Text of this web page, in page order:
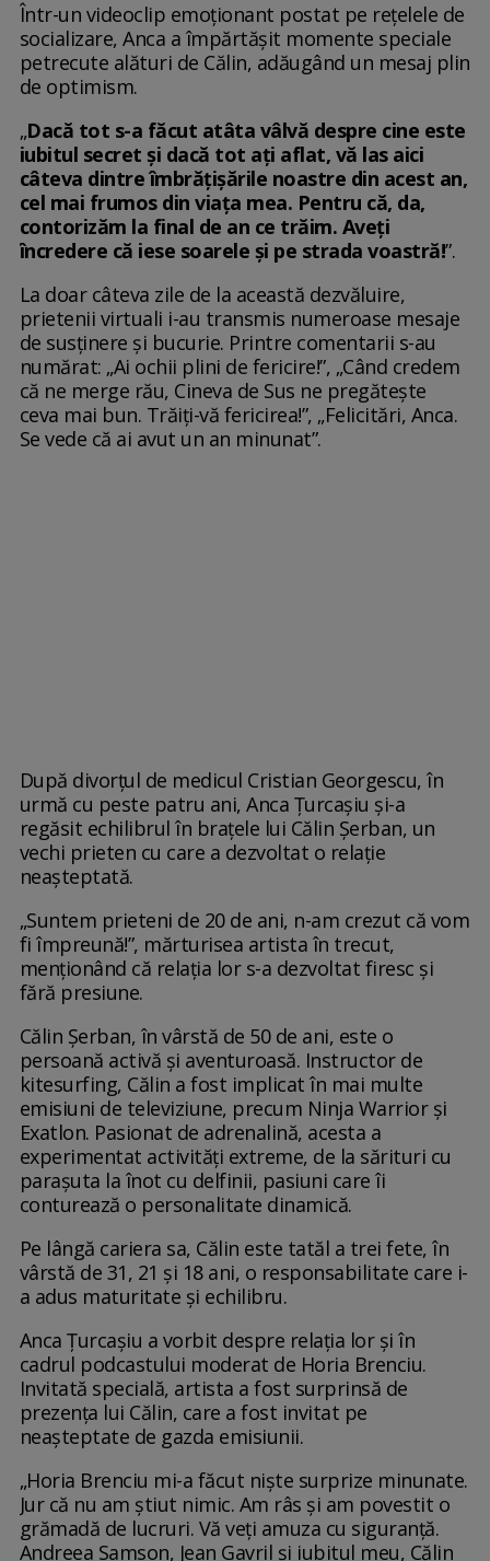
Într-un videoclip emoționant postat pe rețelele de
socializare, Anca a împărtășit momente speciale
petrecute alături de Călin, adăugând un mesaj plin
de optimism.
„Dacă tot s-a făcut atâta vâlvă despre cine este
iubitul secret și dacă tot ați aflat, vă las aici
câteva dintre îmbrățișările noastre din acest an,
cel mai frumos din viața mea. Pentru că, da,
contorizăm la final de an ce trăim. Aveți
încredere că iese soarele și pe strada voastră!”.
La doar câteva zile de la această dezvăluire,
prietenii virtuali i-au transmis numeroase mesaje
de susținere și bucurie. Printre comentarii s-au
numărat: „Ai ochii plini de fericire!”, „Când credem
că ne merge rău, Cineva de Sus ne pregătește
ceva mai bun. Trăiți-vă fericirea!”, „Felicitări, Anca.
Se vede că ai avut un an minunat”.
După divorțul de medicul Cristian Georgescu, în
urmă cu peste patru ani, Anca Țurcașiu și-a
regăsit echilibrul în brațele lui Călin Șerban, un
vechi prieten cu care a dezvoltat o relație
neașteptată.
„Suntem prieteni de 20 de ani, n-am crezut că vom
fi împreună!”, mărturisea artista în trecut,
menționând că relația lor s-a dezvoltat firesc și
fără presiune.
Călin Șerban, în vârstă de 50 de ani, este o
persoană activă și aventuroasă. Instructor de
kitesurfing, Călin a fost implicat în mai multe
emisiuni de televiziune, precum Ninja Warrior și
Exatlon. Pasionat de adrenalină, acesta a
experimentat activități extreme, de la sărituri cu
parașuta la înot cu delfinii, pasiuni care îi
conturează o personalitate dinamică.
Pe lângă cariera sa, Călin este tatăl a trei fete, în
vârstă de 31, 21 și 18 ani, o responsabilitate care i-
a adus maturitate și echilibru.
Anca Țurcașiu a vorbit despre relația lor și în
cadrul podcastului moderat de Horia Brenciu.
Invitată specială, artista a fost surprinsă de
prezența lui Călin, care a fost invitat pe
neașteptate de gazda emisiunii.
„Horia Brenciu mi-a făcut niște surprize minunate.
Jur că nu am știut nimic. Am râs și am povestit o
grămadă de lucruri. Vă veți amuza cu siguranță.
Andreea Samson, Jean Gavril și iubitul meu, Călin